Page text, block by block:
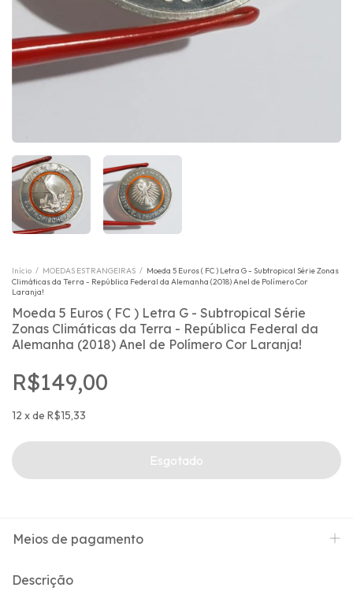
Início / MOEDAS ESTRANGEIRAS / Moeda 5 Euros ( FC ) Letra G - Subtropical Série Zonas
Climáticas da Terra - República Federal da Alemanha (2018) Anel de Polímero Cor
Laranja!
Moeda 5 Euros ( FC ) Letra G - Subtropical Série
Zonas Climáticas da Terra - República Federal da
Alemanha (2018) Anel de Polímero Cor Laranja!
R$149,00
12 xde R$15,33
Meios de pagamento
Descrição